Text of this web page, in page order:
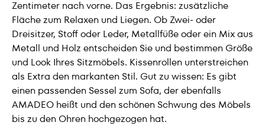
Zentimeter nach vorne. Das Ergebnis: zusätzliche
Fläche zum Relaxen und Liegen. Ob Zwei- oder
Dreisitzer, Stoff oder Leder, Metallfüße oder ein Mix aus
Metall und Holz entscheiden Sie und bestimmen Größe
und Look Ihres Sitzmöbels. Kissenrollen unterstreichen
als Extra den markanten Stil. Gut zu wissen: Es gibt
einen passenden Sessel zum Sofa, der ebenfalls
AMADEO heißt und den schönen Schwung des Möbels
bis zu den Ohren hochgezogen hat.